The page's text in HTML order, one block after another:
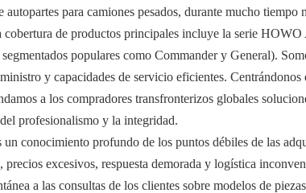
para camiones pesados, durante mucho
de productos principales incluye la serie
populares como Commander y General).
y capacidades de servicio eficientes.
a los compradores transfronterizos globales
profesionalismo y la integridad.
conocimiento profundo de los puntos débiles de las
excesivos, respuesta demorada y logística
a las consultas de los clientes sobre modelos de